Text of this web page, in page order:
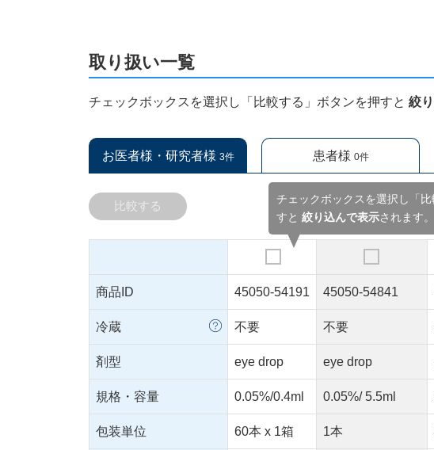
取り扱い一覧
チェックボックスを選択し「比較する」ボタンを押すと絞
お医者様・研究者様 3件 患者様 0件
チェックボックスを選択し「
すと絞り込んで表示されます。
比較する
商品ID 45050-54191 45050-54841
冷蔵 不要 不要
剤型 eye drop eye drop
規格・容量 0.05%/0.4ml 0.05%/ 5.5ml
包装単位 60本 x 1箱 1本